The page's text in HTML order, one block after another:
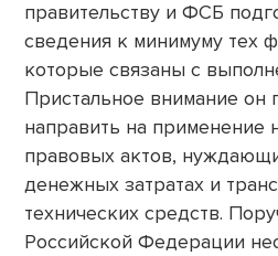
правительству и ФСБ
сведения к минимуму тех
которые связаны с
Пристальное внимание он
направить на применение
правовых актов,
денежных затратах и
технических средств.
Российской Федерации